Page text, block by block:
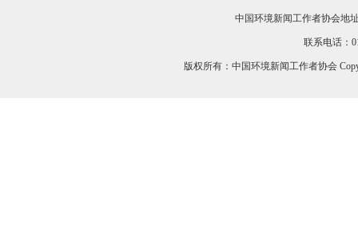
中国环境新闻工作者协会地
联系电话：
版权所有：中国环境新闻工作者协会